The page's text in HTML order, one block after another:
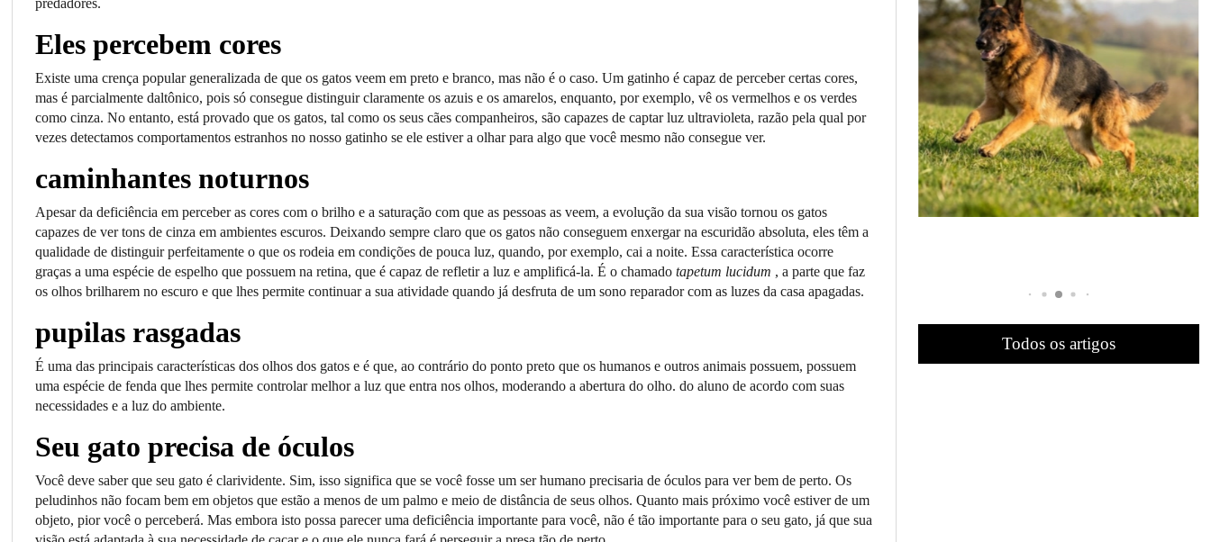
predadores.
Eles percebem cores
Existe uma crença popular generalizada de que os gatos veem em preto e branco, mas não é o caso. Um gatinho é capaz de perceber certas cores,
mas é parcialmente daltônico, pois só consegue distinguir claramente os azuis e os amarelos, enquanto, por exemplo, vê os vermelhos e os verdes
como cinza. No entanto, está provado que os gatos, tal como os seus cães companheiros, são capazes de captar luz ultravioleta, razão pela qual por
vezes detectamos comportamentos estranhos no nosso gatinho se ele estiver a olhar para algo que você mesmo não consegue ver.
caminhantes noturnos
Apesar da deficiência em perceber as cores com o brilho e a saturação com que as pessoas as veem, a evolução da sua visão tornou os gatos
capazes de ver tons de cinza em ambientes escuros. Deixando sempre claro que os gatos não conseguem enxergar na escuridão absoluta, eles têm a
qualidade de distinguir perfeitamente o que os rodeia em condições de pouca luz, quando, por exemplo, cai a noite. Essa característica ocorre
graças a uma espécie de espelho que possuem na retina, que é capaz de refletir a luz e amplificá-la. É o chamadotapetum lucidum , a parte que faz
os olhos brilharem no escuro e que lhes permite continuar a sua atividade quando já desfruta de um sono reparador com as luzes da casa apagadas.
pupilas rasgadas
É uma das principais características dos olhos dos gatos e é que, ao contrário do ponto preto que os humanos e outros animais possuem, possuem
uma espécie de fenda que lhes permite controlar melhor a luz que entra nos olhos, moderando a abertura do olho. do aluno de acordo com suas
necessidades e a luz do ambiente.
Seu gato precisa de óculos
Você deve saber que seu gato é clarividente. Sim, isso significa que se você fosse um ser humano precisaria de óculos para ver bem de perto. Os
peludinhos não focam bem em objetos que estão a menos de um palmo e meio de distância de seus olhos. Quanto mais próximo você estiver de um
objeto, pior você o perceberá. Mas embora isto possa parecer uma deficiência importante para você, não é tão importante para o seu gato, já que sua
completo para cuidar do seu felino.
Todos os artigos